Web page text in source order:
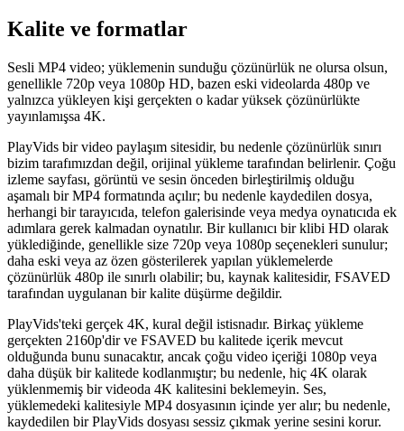
Kalite ve formatlar
Sesli MP4 video; yüklemenin sunduğu çözünürlük ne olursa olsun,
genellikle 720p veya 1080p HD, bazen eski videolarda 480p ve
yalnızca yükleyen kişi gerçekten o kadar yüksek çözünürlükte
yayınlamışsa 4K.
PlayVids bir video paylaşım sitesidir, bu nedenle çözünürlük sınırı
bizim tarafımızdan değil, orijinal yükleme tarafından belirlenir. Çoğu
izleme sayfası, görüntü ve sesin önceden birleştirilmiş olduğu
aşamalı bir MP4 formatında açılır; bu nedenle kaydedilen dosya,
herhangi bir tarayıcıda, telefon galerisinde veya medya oynatıcıda ek
adımlara gerek kalmadan oynatılır. Bir kullanıcı bir klibi HD olarak
yüklediğinde, genellikle size 720p veya 1080p seçenekleri sunulur;
daha eski veya az özen gösterilerek yapılan yüklemelerde
çözünürlük 480p ile sınırlı olabilir; bu, kaynak kalitesidir, FSAVED
tarafından uygulanan bir kalite düşürme değildir.
PlayVids'teki gerçek 4K, kural değil istisnadır. Birkaç yükleme
gerçekten 2160p'dir ve FSAVED bu kalitede içerik mevcut
olduğunda bunu sunacaktır, ancak çoğu video içeriği 1080p veya
daha düşük bir kalitede kodlanmıştır; bu nedenle, hiç 4K olarak
yüklenmemiş bir videoda 4K kalitesini beklemeyin. Ses,
yüklemedeki kalitesiyle MP4 dosyasının içinde yer alır; bu nedenle,
kaydedilen bir PlayVids dosyası sessiz çıkmak yerine sesini korur.